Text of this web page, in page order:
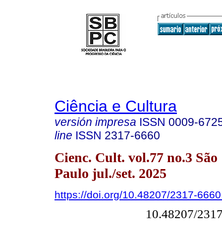
Ciência e Cultura
versión impresa ISSN 0009-
line ISSN 2317-6660
Cienc. Cult. vol.77 no.3 São
Paulo jul./set. 2025
https://doi.org/10.48207/2317-
10.48207/